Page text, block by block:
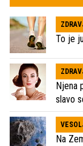
To je
Njena
slavo
Na